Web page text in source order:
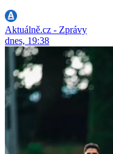
Aktuálně.cz - Zprávy
dnes, 19:38